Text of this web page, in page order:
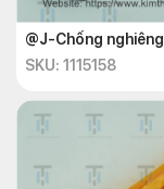
@J-Chống nghiêng
SKU: 1115158